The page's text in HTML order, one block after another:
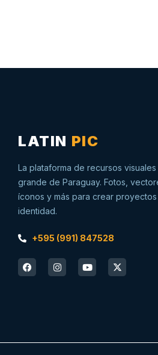
LATIN PIC
La plataforma de recursos visuales
grande de Paraguay. Fotos,
íconos y más para crear
identidad.
+595 (991) 847528